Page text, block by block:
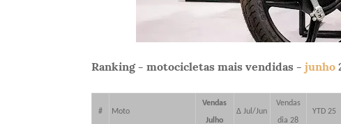
Ranking - motocicletas mais vendidas - junho
# Moto
Vendas
Julho
Δ Jul/Jun
Vendas
dia 28
YTD 25